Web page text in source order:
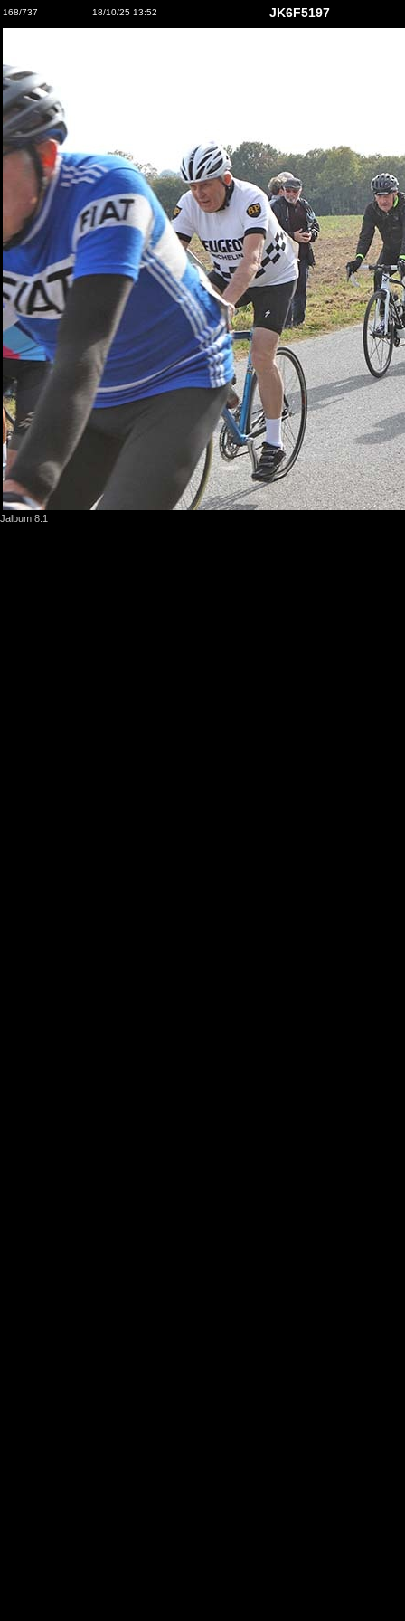
168/737 18/10/25 13:52 JK6F5197
Jalbum 8.1